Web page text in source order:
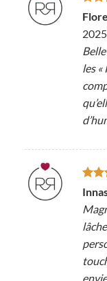
Note
5
2025
les «
5